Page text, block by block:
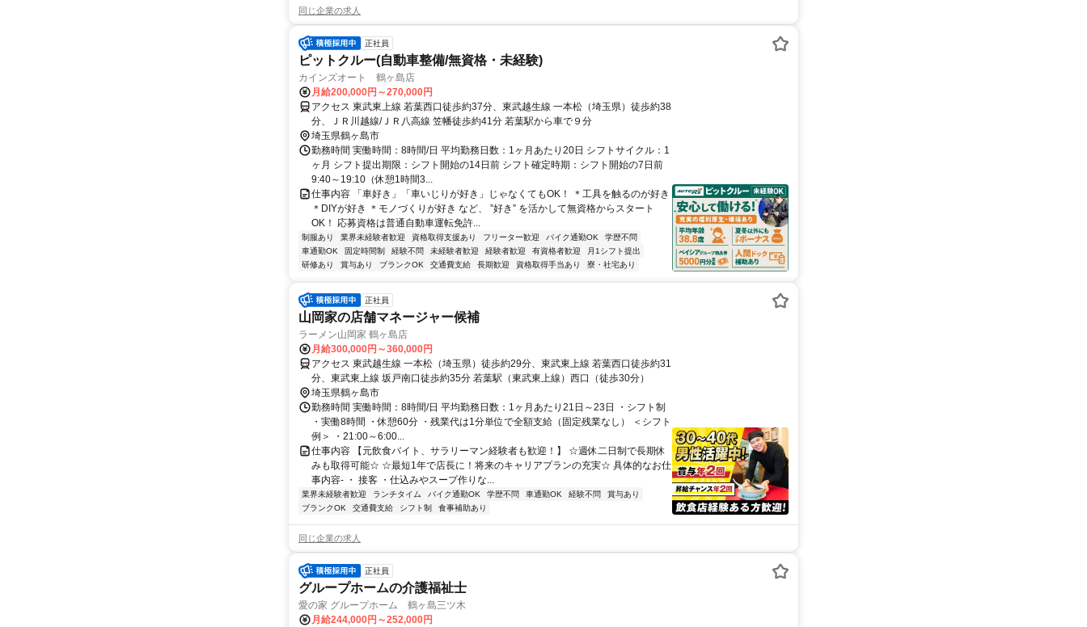
同じ企業の求人
正社員
ピットクルー(自動車整備/無資格・未経験)
カインズオート 鶴ヶ島店
月給200,000円～270,000円
アクセス 東武東上線 若葉西口徒歩約37分、東武越生線 一本松（埼玉県）徒歩約38
分、ＪＲ川越線/ＪＲ八高線 笠幡徒歩約41分 若葉駅から車で９分
埼玉県鶴ヶ島市
勤務時間 実働時間：8時間/日 平均勤務日数：1ヶ月あたり20日 シフトサイクル：1
ヶ月 シフト提出期限：シフト開始の14日前 シフト確定時期：シフト開始の7日前
9:40～19:10（休憩1時間3...
仕事内容 「車好き」「車いじりが好き」じゃなくてもOK！ ＊工具を触るのが好き
＊DIYが好き ＊モノづくりが好き など、 ”好き” を活かして無資格からスタート
OK！ 応募資格は普通自動車運転免許...
制服あり 業界未経験者歓迎 資格取得支援あり フリーター歓迎 バイク通勤OK
学歴不問
車通勤OK
固定時間制 経験不問 未経験者歓迎 経験者歓迎 有資格者歓迎
月1シフト提出
研修あり
賞与あり ブランクOK 交通費支給 長期歓迎 資格取得手当あり 寮・社宅あり
正社員
山岡家の店舗マネージャー候補
ラーメン山岡家 鶴ヶ島店
月給300,000円～360,000円
アクセス 東武越生線 一本松（埼玉県）徒歩約29分、東武東上線 若葉西口徒歩約31
分、東武東上線 坂戸南口徒歩約35分 若葉駅（東武東上線）西口（徒歩30分）
埼玉県鶴ヶ島市
勤務時間 実働時間：8時間/日 平均勤務日数：1ヶ月あたり21日～23日 ・シフト制
・実働8時間 ・休憩60分 ・残業代は1分単位で全額支給（固定残業なし） ＜シフト
例＞ ・21:00～6:00...
仕事内容 【元飲食バイト、サラリーマン経験者も歓迎！】 ☆週休二日制で長期休
みも取得可能☆ ☆最短1年で店長に！将来のキャリアプランの充実☆ 具体的なお仕
事内容- ・ 接客 ・仕込みやスープ作りな...
業界未経験者歓迎 ランチタイム バイク通勤OK 学歴不問 車通勤OK 経験不問
賞与あり
ブランクOK
交通費支給 シフト制 食事補助あり
同じ企業の求人
正社員
グループホームの介護福祉士
愛の家 グループホーム 鶴ヶ島三ツ木
月給244,000円～252,000円